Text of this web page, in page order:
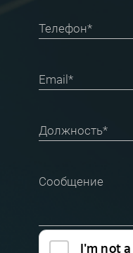
Телефон*
Email*
Должность*
Сообщение